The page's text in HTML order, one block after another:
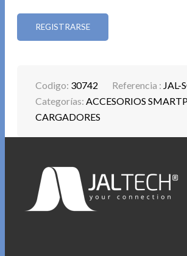
REGISTRARSE
Codigo: 30742 Referencia : JAL-
Categorías:ACCESORIOS
CARGADORES